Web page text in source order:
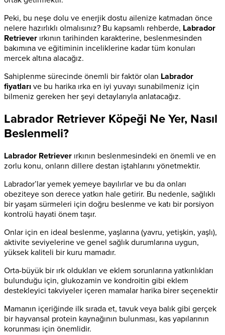
Peki, bu neşe dolu ve enerjik dostu ailenize katmadan önce
nelere hazırlıklı olmalısınız? Bu kapsamlı rehberde, Labrador
Retriever ırkının tarihinden karakterine, beslenmesinden
bakımına ve eğitiminin inceliklerine kadar tüm konuları
mercek altına alacağız.
Sahiplenme sürecinde önemli bir faktör olan Labrador
fiyatları ve bu harika ırka en iyi yuvayı sunabilmeniz için
bilmeniz gereken her şeyi detaylarıyla anlatacağız.
Labrador Retriever Köpeği Ne Yer, Nasıl
Beslenmeli?
Labrador Retriever ırkının beslenmesindeki en önemli ve en
zorlu konu, onların dillere destan iştahlarını yönetmektir.
Labrador’lar yemek yemeye bayılırlar ve bu da onları
obeziteye son derece yatkın hale getirir. Bu nedenle, sağlıklı
bir yaşam sürmeleri için doğru beslenme ve katı bir porsiyon
kontrolü hayati önem taşır.
Onlar için en ideal beslenme, yaşlarına (yavru, yetişkin, yaşlı),
aktivite seviyelerine ve genel sağlık durumlarına uygun,
yüksek kaliteli bir kuru mamadır.
Orta-büyük bir ırk oldukları ve eklem sorunlarına yatkınlıkları
bulunduğu için, glukozamin ve kondroitin gibi eklem
destekleyici takviyeler içeren mamalar harika birer seçenektir
Mamanın içeriğinde ilk sırada et, tavuk veya balık gibi gerçek
bir hayvansal protein kaynağının bulunması, kas yapılarının
korunması için önemlidir.